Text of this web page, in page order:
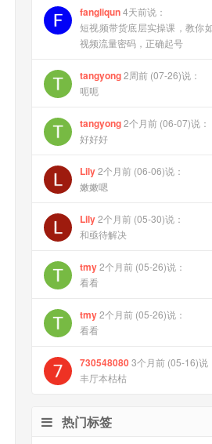
fangliqun4天前说：
短视频带货底层实操课，教你
视频流量密码，正确起号
tangyong2周前 (07-26)说：
呃呃
tangyong2个月前 (06-07)说：
好好好
Lily2个月前 (06-06)说：
嫩嫩嗯
Lily2个月前 (05-30)说：
和亟待解决
tmy2个月前 (05-26)说：
看看
tmy2个月前 (05-26)说：
看看
7305480803个月前 (05-16)说
丰厅本枯枯
热门标签